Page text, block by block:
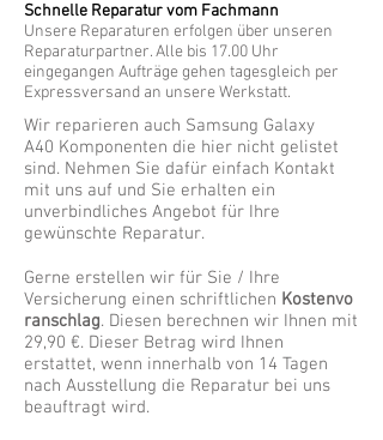
Schnelle Reparatur vom Fachmann
Unsere Reparaturen erfolgen über unseren
Reparaturpartner. Alle bis 17.00 Uhr
eingegangen Aufträge gehen tagesgleich per
Expressversand an unsere Werkstatt.
Wir reparieren auch Samsung Galaxy
A40 Komponenten die hier nicht gelistet
sind. Nehmen Sie dafür einfach Kontakt
mit uns auf und Sie erhalten ein
unverbindliches Angebot für Ihre
gewünschte Reparatur.
Gerne erstellen wir für Sie / Ihre
Versicherung einen schriftlichen Kostenvo
ranschlag. Diesen berechnen wir Ihnen mit
29,90 €. Dieser Betrag wird Ihnen
erstattet, wenn innerhalb von 14 Tagen
nach Ausstellung die Reparatur bei uns
beauftragt wird.